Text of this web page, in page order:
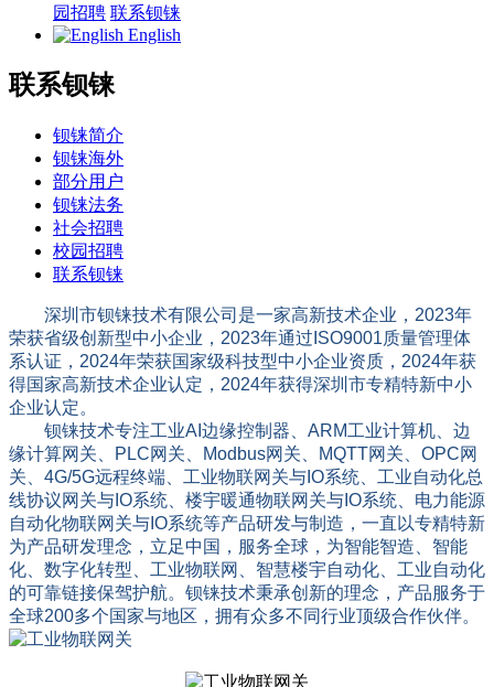
园招聘 联系钡铼
English
联系钡铼
钡铼简介
钡铼海外
部分用户
钡铼法务
社会招聘
校园招聘
联系钡铼
深圳市钡铼技术有限公司是一家高新技术企业，2023年
荣获省级创新型中小企业， 2023年通过ISO9001质量管理体
系认证， 2024年荣获国家级科技型中小企业资质，2024年获
得国家高新技术企业认定，2024年获得深圳市专精特新中小
企业认定。
钡铼技术专注工业AI边缘控制器、ARM工业计算机、边
缘计算网关、PLC网关、Modbus网关、MQTT网关、OPC网
关、4G/5G远程终端、工业物联网关与IO系统、工业自动化总
线协议网关与IO系统、楼宇暖通物联网关与IO系统、电力能源
自动化物联网关与IO系统等产品研发与制造，一直以专精特新
为产品研发理念，立足中国，服务全球，为智能智造、智能
化、数字化转型、工业物联网、智慧楼宇自动化、工业自动化
的可靠链接保驾护航。钡铼技术秉承创新的理念，产品服务于
全球200多个国家与地区，拥有众多不同行业顶级合作伙伴。